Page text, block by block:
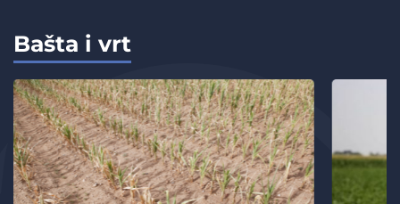
Bašta i vrt